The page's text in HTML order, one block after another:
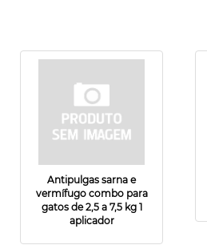
Antipulgas sarna e
vermífugo combo para
gatos de 2,5 a 7,5 kg 1
aplicador